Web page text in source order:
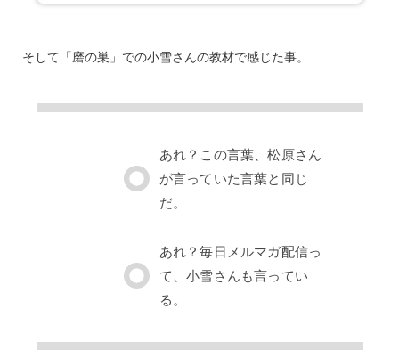
そして「磨の巣」での小雪さんの教材で感じた事。
あれ？この言葉、松原さん
が言っていた言葉と同じ
だ。
あれ？毎日メルマガ配信っ
て、小雪さんも言ってい
る。